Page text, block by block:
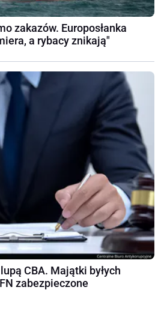
zakazów. Europosłanka
a rybacy znikają"
CBA. Majątki byłych
zabezpieczone